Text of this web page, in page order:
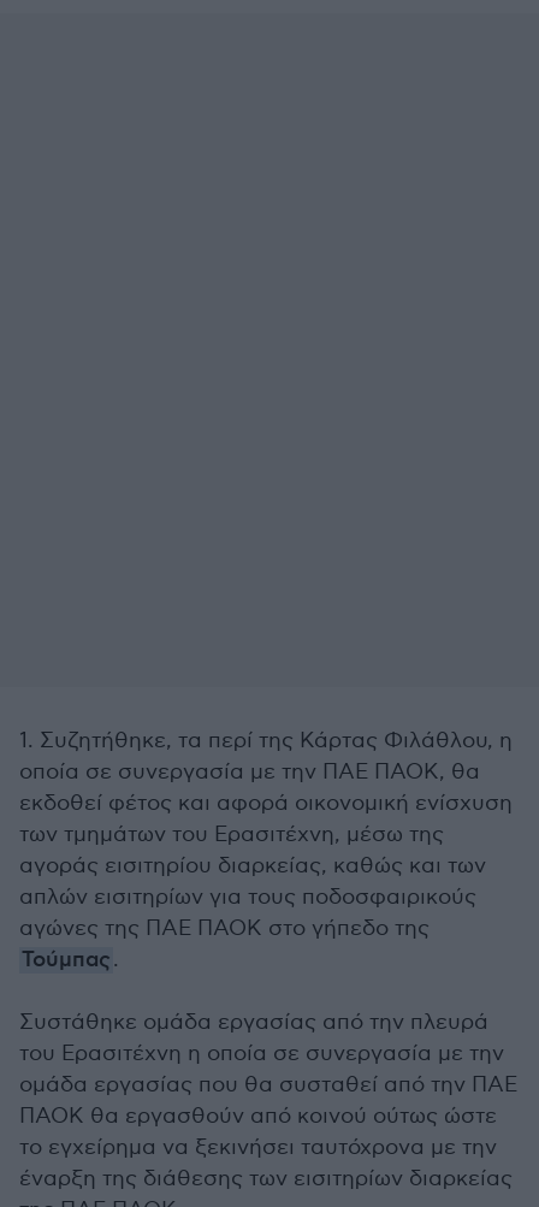
1. Συζητήθηκε, τα περί της Κάρτας Φιλάθλου, η
οποία σε συνεργασία με την ΠΑΕ ΠΑΟΚ, θα
εκδοθεί φέτος και αφορά οικονομική ενίσχυση
των τμημάτων του Ερασιτέχνη, μέσω της
αγοράς εισιτηρίου διαρκείας, καθώς και των
απλών εισιτηρίων για τους ποδοσφαιρικούς
αγώνες της ΠΑΕ ΠΑΟΚ στο γήπεδο της
Τούμπας.
Συστάθηκε ομάδα εργασίας από την πλευρά
του Ερασιτέχνη η οποία σε συνεργασία με την
ομάδα εργασίας που θα συσταθεί από την ΠΑΕ
ΠΑΟΚ θα εργασθούν από κοινού ούτως ώστε
το εγχείρημα να ξεκινήσει ταυτόχρονα με την
έναρξη της διάθεσης των εισιτηρίων διαρκείας